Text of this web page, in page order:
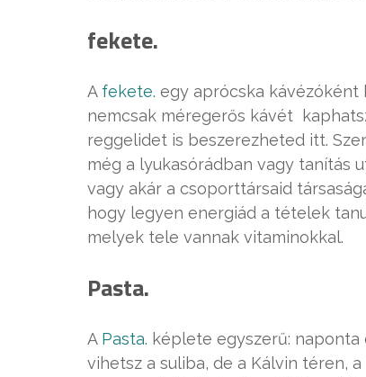
fekete.
A fekete. egy aprócska
nemcsak méregerős kávét
reggelidet is beszerezheted itt.
még a lyukasórádban vagy tanítás
vagy akár a csoporttársaid
hogy legyen energiád a tételek
melyek tele vannak vitaminokkal.
Pasta.
A Pasta. képlete egyszerű:
vihetsz a suliba, de a Kálvin téren,